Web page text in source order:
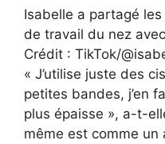
Isabelle a partagé
de travail du nez
Crédit : TikTok/
« J’utilise juste des
petites bandes, j’en
plus épaisse », a-t-
même est comme